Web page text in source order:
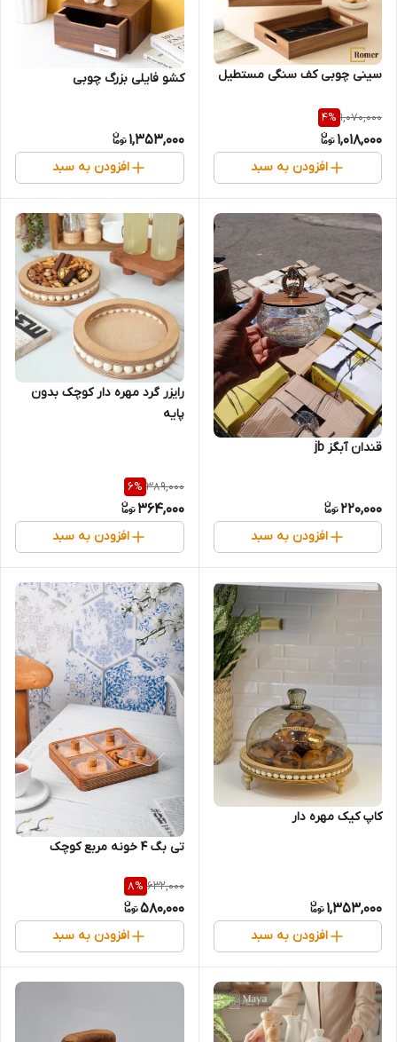
سینی چوبی کف سنگی مستطیل
1,070,000
4%
1,018,000
افزودن به سبد
کشو فایلی بزرگ چوبی
1,353,000
افزودن به سبد
قندان آبگز jb
220,000
افزودن به سبد
رایزر گرد مهره دار کوچک بدون
پایه
389,000
6%
364,000
افزودن به سبد
کاپ کیک مهره دار
1,353,000
افزودن به سبد
تی بگ 4 خونه مربع کوچک
632,000
8%
580,000
افزودن به سبد